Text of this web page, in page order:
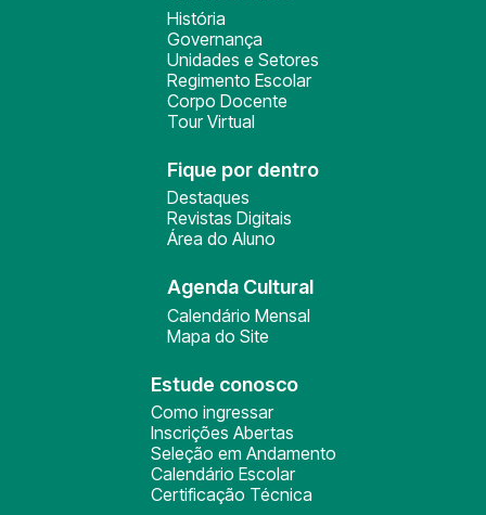
História
Governança
Unidades e Setores
Regimento Escolar
Corpo Docente
Tour Virtual
Fique por dentro
Destaques
Revistas Digitais
Área do Aluno
Agenda Cultural
Calendário Mensal
Mapa do Site
Estude conosco
Como ingressar
Inscrições Abertas
Seleção em Andamento
Calendário Escolar
Certificação Técnica